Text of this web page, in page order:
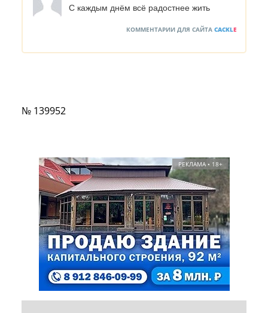
С каждым днём всё радостнее жить
КОММЕНТАРИИ ДЛЯ САЙТА CACKLE
№ 139952
РЕКЛАМА • 18+